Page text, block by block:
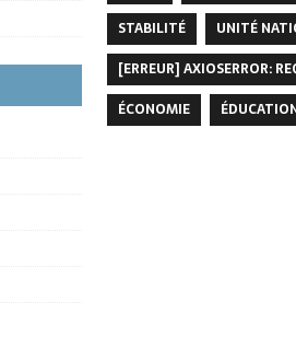
STABILITÉ
UNITÉ
[ERREUR] AXIOSERROR:
ÉCONOMIE